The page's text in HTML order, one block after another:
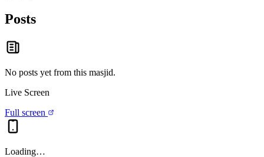
Posts
No posts yet from this masjid.
Live Screen
Full screen
Loading…